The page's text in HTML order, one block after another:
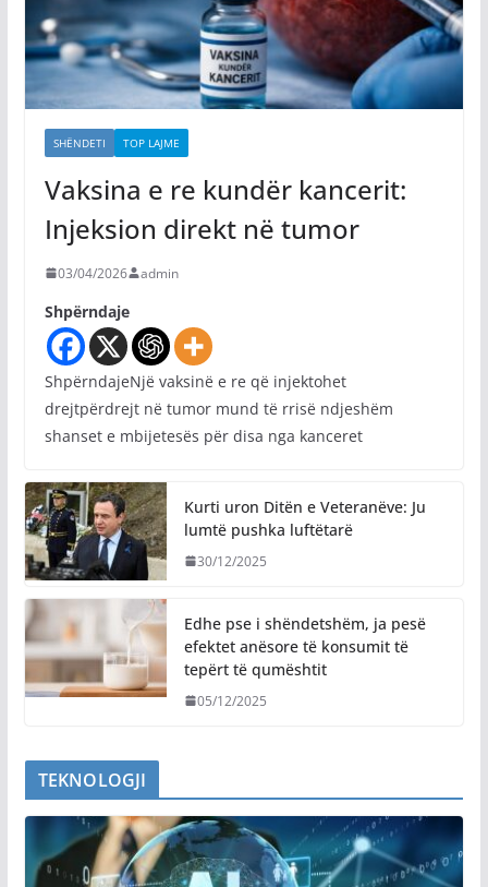
SHËNDETI TOP LAJME
Vaksina e re kundër kancerit:
Injeksion direkt në tumor
03/04/2026 admin
Shpërndaje
ShpërndajeNjë vaksinë e re që injektohet
drejtpërdrejt në tumor mund të rrisë ndjeshëm
shanset e mbijetesës për disa nga kanceret
Kurti uron Ditën e Veteranëve: Ju
lumtë pushka luftëtarë
30/12/2025
Edhe pse i shëndetshëm, ja pesë
efektet anësore të konsumit të
tepërt të qumështit
05/12/2025
TEKNOLOGJI